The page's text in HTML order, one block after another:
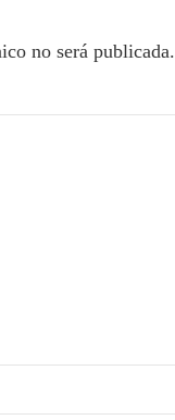
no será publicada.